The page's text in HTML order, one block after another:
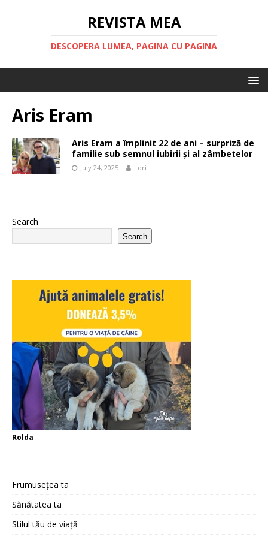
REVISTA MEA
DESCOPERA LUMEA, PAGINA CU PAGINA
Aris Eram
Aris Eram a împlinit 22 de ani – surpriză de
familie sub semnul iubirii și al zâmbetelor
July 24, 2025 Lori
Search
Search
Rolda
Frumusețea ta
Sănătatea ta
Stilul tău de viață